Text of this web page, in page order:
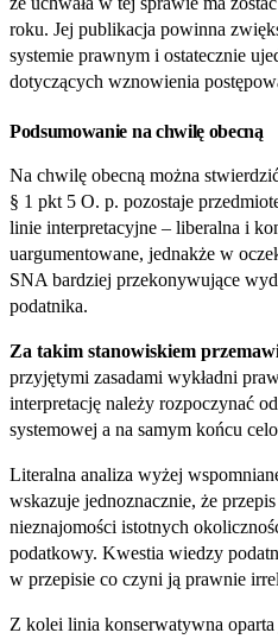
roku. Jej publikacja powinna
systemie prawnym i ostatecznie
dotyczących wznowienia
Podsumowanie na chwilę obecną
Na chwilę obecną można
§ 1 pkt 5 O. p. pozostaje
linie interpretacyjne – liberalna i
uargumentowane, jednakże w
SNA bardziej przekonywujące
podatnika.
Za takim stanowiskiem
przyjętymi zasadami wykładni
interpretację należy rozpoczynać
systemowej a na samym końcu
Literalna analiza wyżej
wskazuje jednoznacznie, że
nieznajomości istotnych
podatkowy. Kwestia wiedzy
w przepisie co czyni ją prawnie
Z kolei linia konserwatywna oparta